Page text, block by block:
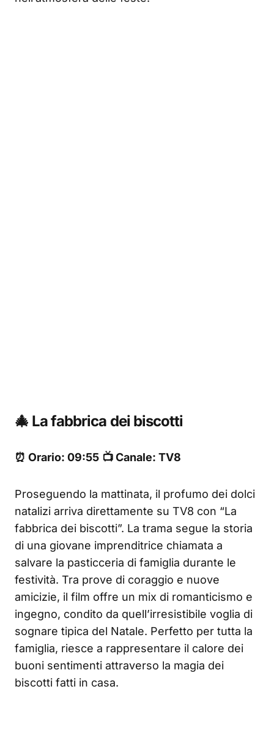
🎄 La fabbrica dei biscotti
⏰ Orario: 09:55 📺 Canale: TV8
Proseguendo la mattinata, il profumo dei dolci
natalizi arriva direttamente su TV8 con “La
fabbrica dei biscotti”. La trama segue la storia
di una giovane imprenditrice chiamata a
salvare la pasticceria di famiglia durante le
festività. Tra prove di coraggio e nuove
amicizie, il film offre un mix di romanticismo e
ingegno, condito da quell’irresistibile voglia di
sognare tipica del Natale. Perfetto per tutta la
famiglia, riesce a rappresentare il calore dei
buoni sentimenti attraverso la magia dei
biscotti fatti in casa.